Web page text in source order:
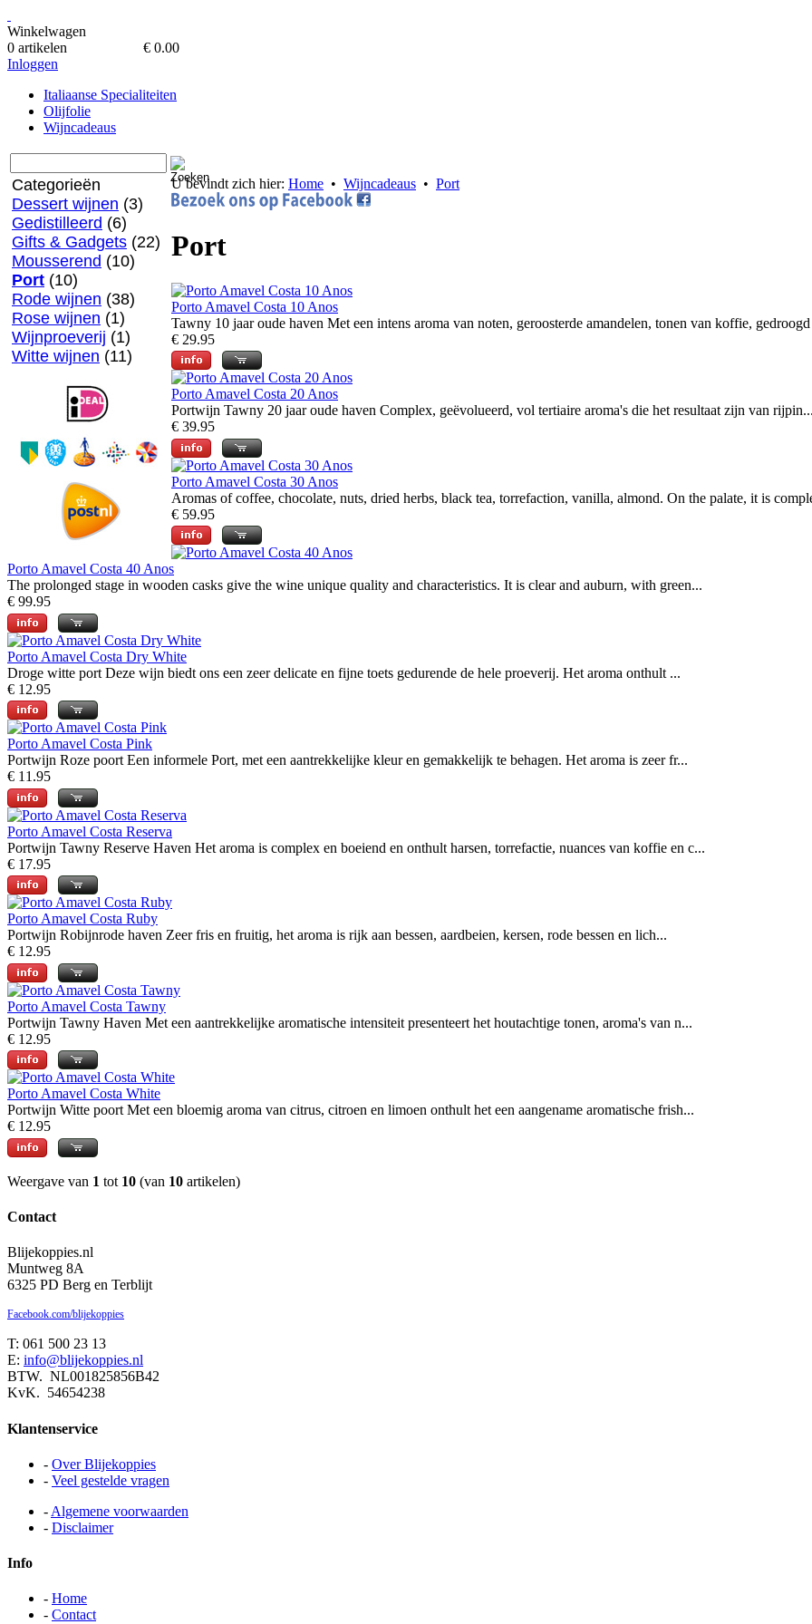
Winkelwagen
0 artikelen
€ 0.00
Inloggen
Italiaanse Specialiteiten
Olijfolie
Wijncadeaus
Categorieën
Dessert wijnen (3)
Gedistilleerd (6)
Gifts & Gadgets (22)
Mousserend (10)
Port (10)
Rode wijnen (38)
Rose wijnen (1)
Wijnproeverij (1)
Witte wijnen (11)
U bevindt zich hier: Home • Wijncadeaus • Port
Port
Porto Amavel Costa 10 Anos
Tawny 10 jaar oude haven Met een intens aroma van noten, geroosterde amandelen, tonen van koffie,
€ 29.95
Porto Amavel Costa 20 Anos
Portwijn Tawny 20 jaar oude haven Complex, geëvolueerd, vol tertiaire aroma's die het resultaat zijn van rijpin...
€ 39.95
Porto Amavel Costa 30 Anos
Aromas of coffee, chocolate, nuts, dried herbs, black tea, torrefaction, vanilla, almond. On the palate, it is
€ 59.95
Porto Amavel Costa 40 Anos
The prolonged stage in wooden casks give the wine unique quality and characteristics. It is clear and auburn, with green...
€ 99.95
Porto Amavel Costa Dry White
Droge witte port Deze wijn biedt ons een zeer delicate en fijne toets gedurende de hele proeverij. Het aroma onthult ...
€ 12.95
Porto Amavel Costa Pink
Portwijn Roze poort Een informele Port, met een aantrekkelijke kleur en gemakkelijk te behagen. Het aroma is zeer fr...
€ 11.95
Porto Amavel Costa Reserva
Portwijn Tawny Reserve Haven Het aroma is complex en boeiend en onthult harsen, torrefactie, nuances van koffie en c...
€ 17.95
Porto Amavel Costa Ruby
Portwijn Robijnrode haven Zeer fris en fruitig, het aroma is rijk aan bessen, aardbeien, kersen, rode bessen en lich...
€ 12.95
Porto Amavel Costa Tawny
Portwijn Tawny Haven Met een aantrekkelijke aromatische intensiteit presenteert het houtachtige tonen, aroma's van n...
€ 12.95
Porto Amavel Costa White
Portwijn Witte poort Met een bloemig aroma van citrus, citroen en limoen onthult het een aangename aromatische frish...
€ 12.95
Weergave van 1 tot 10 (van 10 artikelen)
Contact
Blijekoppies.nl
Muntweg 8A
6325 PD Berg en Terblijt
Facebook.com/blijekoppies
T: 061 500 23 13
E: info@blijekoppies.nl
BTW. NL001825856B42
KvK. 54654238
Klantenservice
- Over Blijekoppies
- Veel gestelde vragen
- Algemene voorwaarden
- Disclaimer
Info
- Home
- Contact